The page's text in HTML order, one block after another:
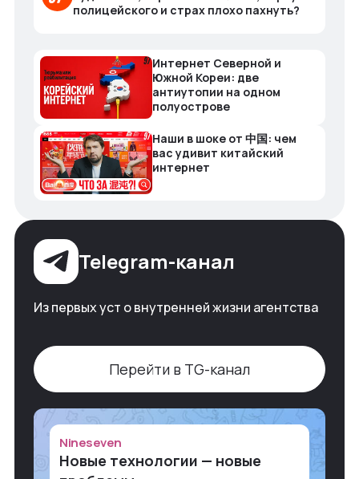
полицейского и страх плохо пахнуть?
Интернет Северной и
Южной Кореи: две
антиутопии на одном
полуострове
Наши в шоке от 中国: чем
вас удивит китайский
интернет
Telegram-канал
Из первых уст о внутренней жизни агентства
Перейти в TG-канал
Nineseven
Новые технологии — новые